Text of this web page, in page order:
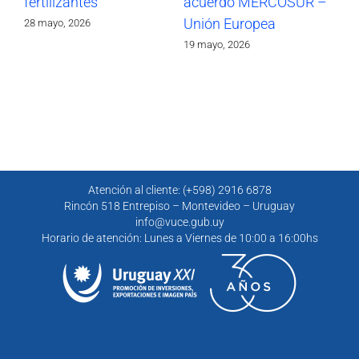
28 mayo, 2026
Unión Europea
19 mayo, 2026
Atención al cliente: (+598) 2916 6878
Rincón 518 Entrepiso – Montevideo – Uruguay
info@vuce.gub.uy
Horario de atención: Lunes a Viernes de 10:00 a 16:00hs